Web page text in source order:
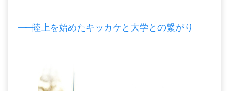
――陸上を始めたキッカケと大学との繋がり